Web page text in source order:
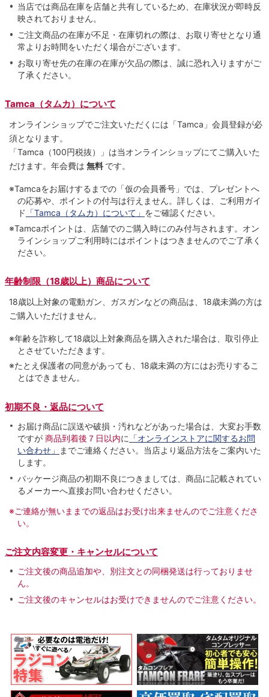
当店では商品在庫を店舗と共有しているため、在庫状況が即時反
映されておりません。
ご注文商品の在庫が不足・在庫切れの際は、お取り寄せとなり通
常よりお時間をいただく場合がございます。
お取り寄せ先の在庫の在庫が欠品の際は、誠に恐れ入りますがご
了承ください。
Tamca（タムカ）について
オンラインショップでご注⽂いただくには「Tamca」会員登録が必
須となります。
「Tamca （100円税抜）
」は当オンラインショップにてご購⼊いた
だけます。 年会費は 無料 です。
※Tamcaをお届けするまでの「仮の会員番号」では、プレゼントへ
の応募や、ポイントの付与は⾏えません。詳しくは、ご利⽤ガイ
ド 「Tamca（タムカ）について」 をご確認ください。
※Tamcaポイントは、店舗でのご購⼊時にのみ付与されます。オン
ラインショップご利用時にはポイントはつきませんのでご了承く
ださい。
年齢制限（18歳以上）商品について
18歳以上対象の電動ガン、ガスガンなどの商品は、18歳未満の方は
ご購入いただけません。
※年齢を詐称して18歳以上対象商品を購入された場合は、取引停止
とさせていただきます。
※たとえ保護者の同意があっても、18歳未満の方にはお売りするこ
とはできません。
初期不良・返品について
お届け商品に誤送や破損・汚れなどがあった場合は、大変お手数
ですが 商品到着後７日以内に 「オンラインストアに関するお問
い合わせ」
までご連絡ください。当店より返品方法をご案内いた
します。
パッケージ商品の初期不良につきましては、商品に記載されてい
るメーカーへ直接お問い合わせください。
※ご連絡が無いままでの返品はお受け出来ませんのでご注意くださ
い。
ご注文内容変更・キャンセルについて
ご注文後の商品追加や、別注文との同梱発送は行っておりませ
ん。
ご注文後のキャンセルはお受けできませんのでご注意ください。